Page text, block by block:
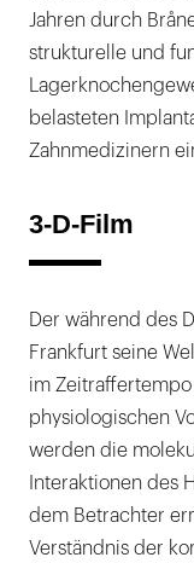
Jahren durch
strukturelle und
belasteten
Zahnmedizinern
3-D-Film
Der während des
Frankfurt seine
im
physiologischen
werden die
Interaktionen des
dem Betrachter
Verständnis der